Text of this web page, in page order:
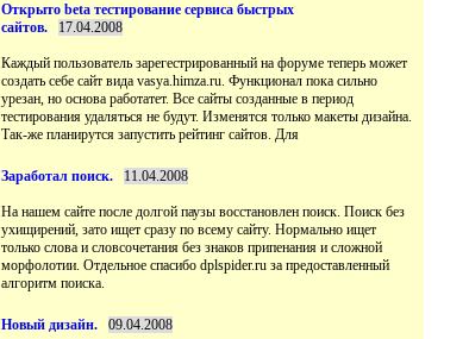
Открыто beta тестирование сервиса быстрых
Каждый пользователь зарегестрированный на форуме теперь может
создать себе сайт вида vasya.himza.ru. Функционал пока сильно
урезан, но основа работатет. Все сайты созданные в период
тестирования удаляться не будут. Изменятся только макеты дизайна.
На нашем сайте после долгой паузы восстановлен поиск. Поиск без
ухищирений, зато ищет сразу по всему сайту. Нормально ищет
только слова и словсочетания без знаков припенания и сложной
морфолотии. Отдельное спасибо dplspider.ru за предоставленный